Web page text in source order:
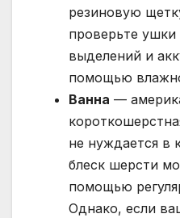
резиновую
проверьте ушки
выделений и
помощью
Ванна —
не нуждается в
блеск шерсти
помощью
Однако, если